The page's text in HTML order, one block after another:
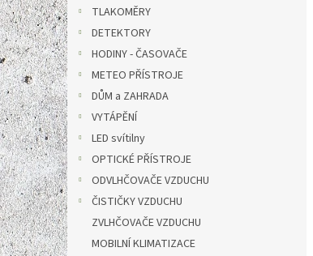
TLAKOMĚRY
DETEKTORY
HODINY - ČASOVAČE
METEO PŘÍSTROJE
DŮM a ZAHRADA
VYTÁPĚNÍ
LED svítilny
OPTICKÉ PŘÍSTROJE
ODVLHČOVAČE VZDUCHU
ČISTIČKY VZDUCHU
ZVLHČOVAČE VZDUCHU
MOBILNÍ KLIMATIZACE